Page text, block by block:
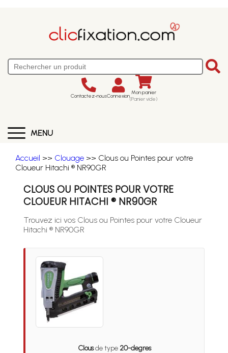
Contactez-nousConnexion Mon panier
(Panier vide)
MENU
Accueil >> Clouage >> Clous ou Pointes pour votre
Cloueur Hitachi ® NR90GR
CLOUS OU POINTES POUR VOTRE
CLOUEUR HITACHI ® NR90GR
Trouvez ici vos Clous ou Pointes pour votre Cloueur
Hitachi ® NR90GR
Clousde type 20-degres